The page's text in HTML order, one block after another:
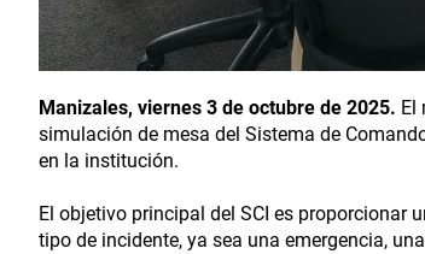
Manizales, viernes 3 de octubre de 2025. El
simulación de mesa del Sistema de
en la institución.
El objetivo principal del SCI es proporcionar
tipo de incidente, ya sea una emergencia,